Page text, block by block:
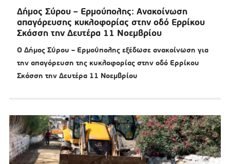
Δήμος Σύρου – Ερμούπολης: Ανακοίνωση
απαγόρευσης κυκλοφορίας στην οδό Ερρίκου
Σκάσση την Δευτέρα 11 Νοεμβρίου
Ο Δήμος Σύρου – Ερμούπολης εξέδωσε ανακοίνωση για
την απαγόρευση της κυκλοφορίας στην οδό Ερρίκου
Σκάσση την Δευτέρα 11 Νοεμβρίου